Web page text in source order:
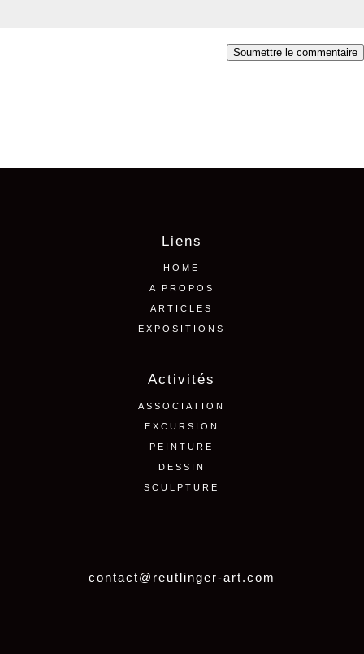
Soumettre le commentaire
Liens
HOME
A PROPOS
ARTICLES
EXPOSITIONS
Activités
ASSOCIATION
EXCURSION
PEINTURE
DESSIN
SCULPTURE
contact@reutlinger-art.com